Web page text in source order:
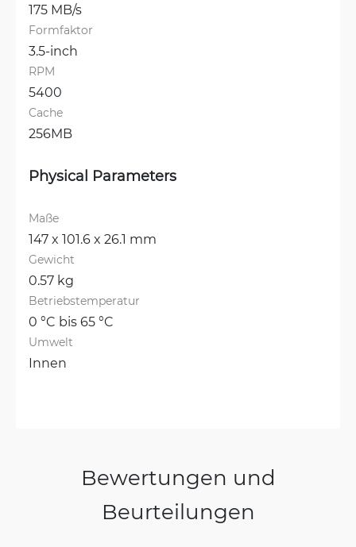
175 MB/s
Formfaktor
3.5-inch
RPM
5400
Cache
256MB
Physical Parameters
Maße
147 x 101.6 x 26.1 mm
Gewicht
0.57 kg
Betriebstemperatur
0 °C bis 65 °C
Umwelt
Innen
Bewertungen und
Beurteilungen